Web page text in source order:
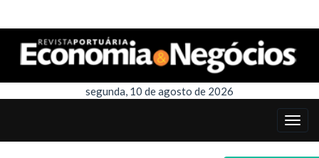
segunda, 10 de agosto de 2026